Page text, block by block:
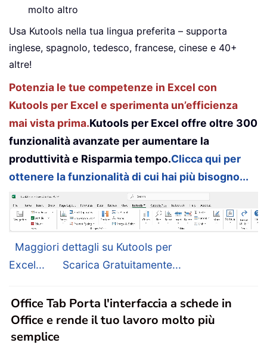
molto altro
Usa Kutools nella tua lingua preferita – supporta
inglese, spagnolo, tedesco, francese, cinese e 40+
altre!
Potenzia le tue competenze in Excel con
Kutools per Excel e sperimenta un’efficienza
mai vista prima.Kutools per Excel offre oltre 300
funzionalità avanzate per aumentare la
produttività e Risparmia tempo.Clicca qui per
ottenere la funzionalità di cui hai più bisogno...
Maggiori dettagli su Kutools per
Excel...
Scarica Gratuitamente...
Office Tab Porta l'interfaccia a schede in
Office e rende il tuo lavoro molto più
semplice